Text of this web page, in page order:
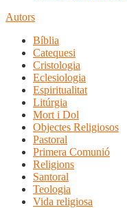
Autors
Bíblia
Catequesi
Cristologia
Eclesiologia
Espiritualitat
Litúrgia
Mort i Dol
Objectes Religiosos
Pastoral
Primera Comunió
Religions
Santoral
Teologia
Vida religiosa